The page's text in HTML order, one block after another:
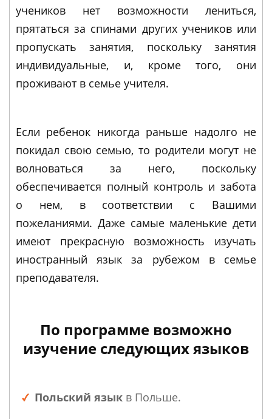
учеников нет возможности лениться,
прятаться за спинами других учеников или
пропускать занятия, поскольку занятия
индивидуальные, и, кроме того, они
проживают в семье учителя.
Если ребенок никогда раньше надолго не
покидал свою семью, то родители могут не
волноваться за него, поскольку
обеспечивается полный контроль и забота
о нем, в соответствии с Вашими
пожеланиями. Даже самые маленькие дети
имеют прекрасную возможность изучать
иностранный язык за рубежом в семье
преподавателя.
По программе возможно
изучение следующих языков
Польский язык в Польше.